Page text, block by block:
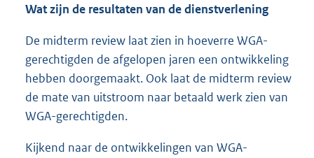
Wat zijn de resultaten van de dienstverlening
De midterm review laat zien in hoeverre WGA-
gerechtigden de afgelopen jaren een ontwikkeling
hebben doorgemaakt. Ook laat de midterm review
de mate van uitstroom naar betaald werk zien van
WGA-gerechtigden.
Kijkend naar de ontwikkelingen van WGA-